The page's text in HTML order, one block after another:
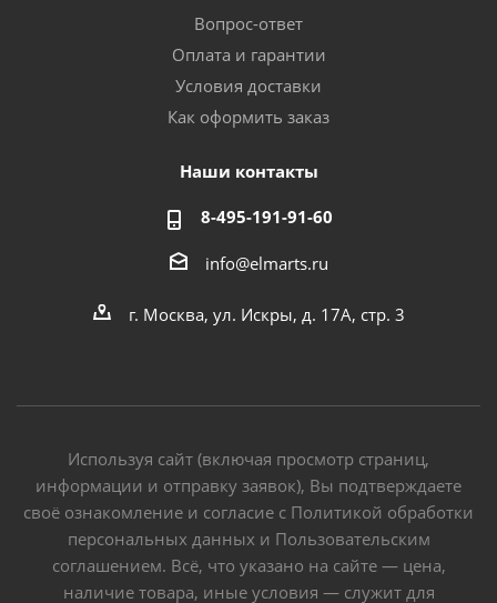
Вопрос-ответ
Оплата и гарантии
Условия доставки
Как оформить заказ
Наши контакты
8-495-191-91-60
info@elmarts.ru
г. Москва, ул. Искры, д. 17А, стр. 3
Используя сайт (включая просмотр страниц,
информации и отправку заявок), Вы подтверждаете
своё ознакомление и согласие с Политикой обработки
персональных данных и Пользовательским
соглашением. Всё, что указано на сайте — цена,
наличие товара, иные условия — служит для